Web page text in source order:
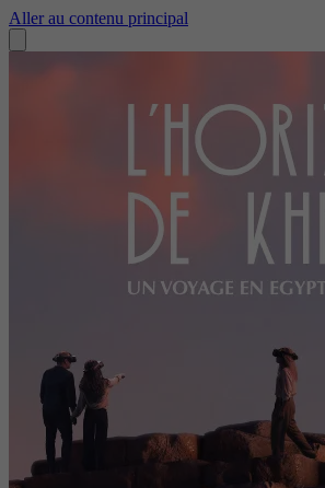
Aller au contenu principal